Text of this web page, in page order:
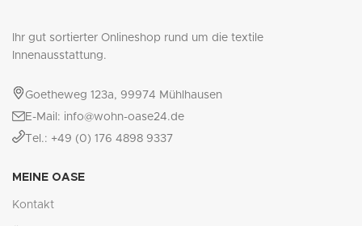
Ihr gut sortierter Onlineshop rund um die textile
Innenausstattung.
Goetheweg 123a, 99974 Mühlhausen
E-Mail: info@wohn-oase24.de
Tel.: +49 (0) 176 4898 9337
MEINE OASE
Kontakt